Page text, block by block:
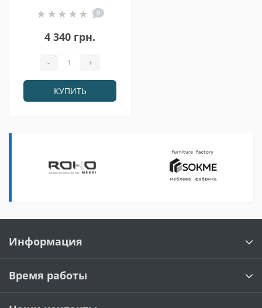
0
4 340 грн.
- +
КУПИТЬ
Информация
Время работы